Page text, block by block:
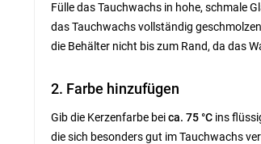
Fülle das Tauchwachs in hohe, schmale
das Tauchwachs vollständig
die Behälter nicht bis zum Rand, da das
2. Farbe hinzufügen
Gib die Kerzenfarbe beica. 75 °C ins
die sich besonders gut im Tauchwachs